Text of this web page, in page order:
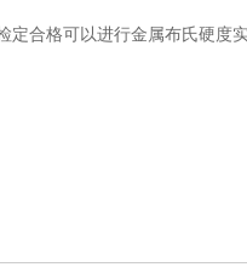
定合格可以进行金属布氏硬度